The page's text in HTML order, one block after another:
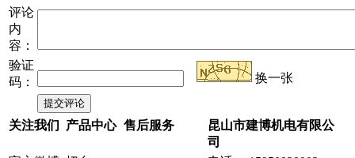
评论
内
容：
验证
码：
换一张
关注我们 产品中心 售后服务
昆山市建博机电有限公
司